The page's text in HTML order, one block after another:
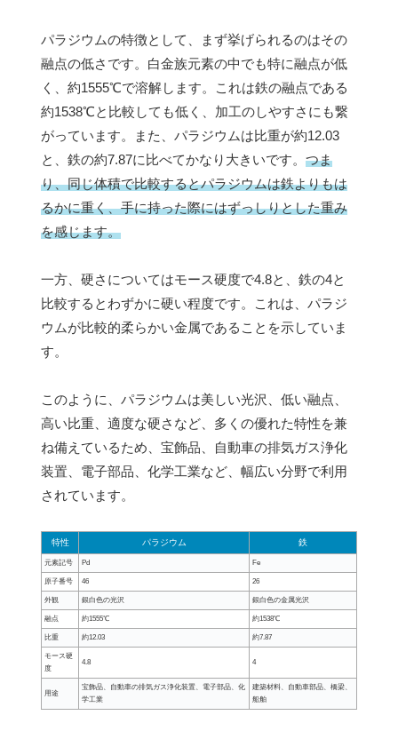
パラジウムの特徴として、まず挙げられるのはその
融点の低さです。白金族元素の中でも特に融点が低
く、約1555℃で溶解します。これは鉄の融点である
約1538℃と比較しても低く、加工のしやすさにも繋
がっています。また、パラジウムは比重が約12.03
と、鉄の約7.87に比べてかなり大きいです。 つま
り、同じ体積で比較するとパラジウムは鉄よりもは
るかに重く、手に持った際にはずっしりとした重み
を感じます。
一方、硬さについてはモース硬度で4.8と、鉄の4と
比較するとわずかに硬い程度です。これは、パラジ
ウムが比較的柔らかい金属であることを示していま
す。
このように、パラジウムは美しい光沢、低い融点、
高い比重、適度な硬さなど、多くの優れた特性を兼
ね備えているため、宝飾品、自動車の排気ガス浄化
装置、電子部品、化学工業など、幅広い分野で利用
されています。
特性 パラジウム 鉄
元素記号 Pd Fe
原子番号 46 26
外観 銀白色の光沢 銀白色の金属光沢
融点 約1555℃ 約1538℃
比重 約12.03 約7.87
モース硬
度
4.8 4
用途
宝飾品、自動車の排気ガス浄化装置、電子部品、化
学工業
建築材料、自動車部品、橋梁、
船舶